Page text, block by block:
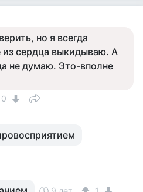
но я всегда
сердца выкидываю. А
не думаю. Это-вполне
0